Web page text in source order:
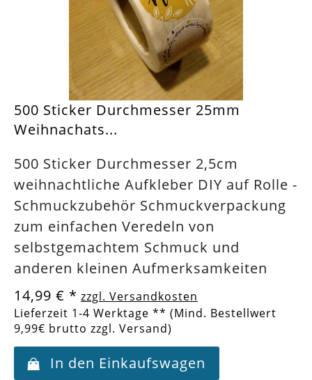
500 Sticker Durchmesser 25mm
Weihnachats...
500 Sticker Durchmesser 2,5cm
weihnachtliche Aufkleber DIY auf Rolle -
Schmuckzubehör Schmuckverpackung
zum einfachen Veredeln von
selbstgemachtem Schmuck und
anderen kleinen Aufmerksamkeiten
14,99 € * zzgl. Versandkosten
Lieferzeit 1-4 Werktage ** (Mind. Bestellwert
9,99€ brutto zzgl. Versand)
In den Einkaufswagen